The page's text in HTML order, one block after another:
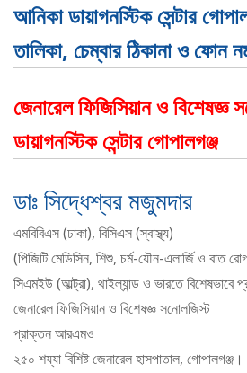
আনিকা ডায়াগনস্টিক সেন্টার
তালিকা, চেম্বার ঠিকানা ও ফোন
জেনারেল ফিজিসিয়ান ও
ডায়াগনস্টিক সেন্টার গোপালগঞ্জ
ডাঃ সিদ্ধেশ্বর মজুমদার
এমবিবিএস (ঢাকা), বিসিএস (স্বাস্থ্য)
(পিজিটি মেডিসিন, শিশু, চর্ম-যৌন-এলার্জি ও বাত
সিএমইউ (আল্ট্রা), থাইল্যান্ড ও ভারতে বিশেষভাবে
জেনারেল ফিজিসিয়ান ও বিশেষজ্ঞ সনোলজিস্ট
প্রাক্তন আরএমও
২৫০ শয্যা বিশিষ্ট জেনারেল হাসপাতাল, গোপালগঞ্জ।